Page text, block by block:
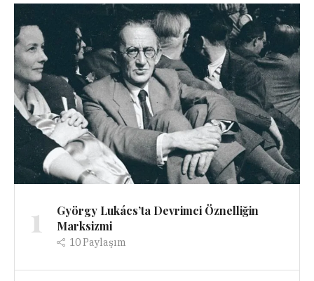
1
György Lukács’ta Devrimci Öznelliğin
Marksizmi
10Paylaşım